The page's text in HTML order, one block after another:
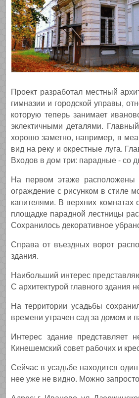
Проект разработал местный
гимназии и городской управы,
которую теперь занимает
эклектичными деталями.
хорошо заметно, например, в
вид на реку и окрестные луга.
Входов в дом три: парадные - со
На первом этаже расположены
ограждение с рисунком в стиле
капителями. В верхних
площадке парадной лестницы
Сохранилось декоративное
Справа от въездных ворот
здания.
Наибольший интерес
С архитектурой главного здания
На территории усадьбы
времени утрачен сад за домом и
Интерес здание представляет
Кинешемский совет рабочих и
Сейчас в усадьбе находится
нее уже не видно. Можно